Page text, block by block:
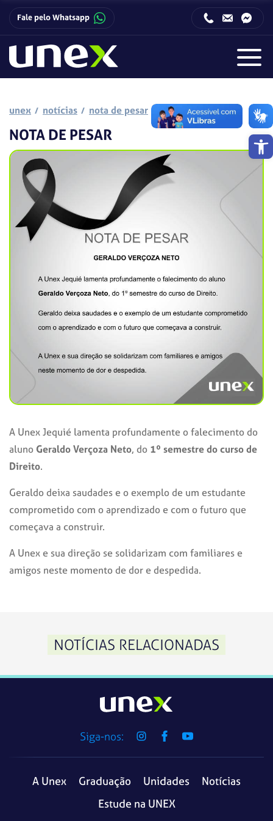
Barra
Fale pelo Whatsapp
unex notícias nota de pesar
NOTA DE PESAR
A Unex Jequié lamenta profundamente o falecimento do
aluno Geraldo Verçoza Neto, do 1º semestre do curso de
Direito.
Geraldo deixa saudades e o exemplo de um estudante
comprometido com o aprendizado e com o futuro que
começava a construir.
A Unex e sua direção se solidarizam com familiares e
amigos neste momento de dor e despedida.
NOTÍCIAS RELACIONADAS
Siga-nos:
A Unex Graduação Unidades
Notícias
Estude na UNEX